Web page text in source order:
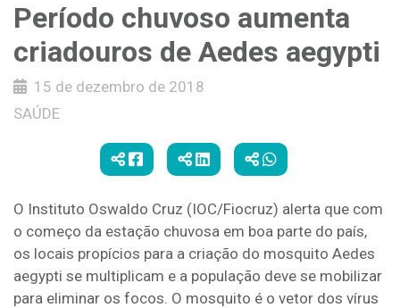
Período chuvoso aumenta
criadouros de Aedes aegypti
15 de dezembro de 2018
SAÚDE
O Instituto Oswaldo Cruz (IOC/Fiocruz) alerta que com
o começo da estação chuvosa em boa parte do país,
os locais propícios para a criação do mosquito Aedes
aegypti se multiplicam e a população deve se mobilizar
para eliminar os focos. O mosquito é o vetor dos vírus